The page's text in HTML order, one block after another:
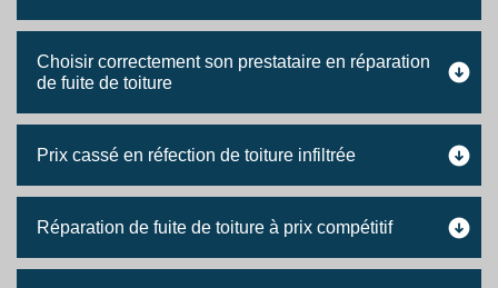
Choisir correctement son prestataire en réparation
de fuite de toiture
Prix cassé en réfection de toiture infiltrée
Réparation de fuite de toiture à prix compétitif